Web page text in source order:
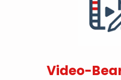
Video-